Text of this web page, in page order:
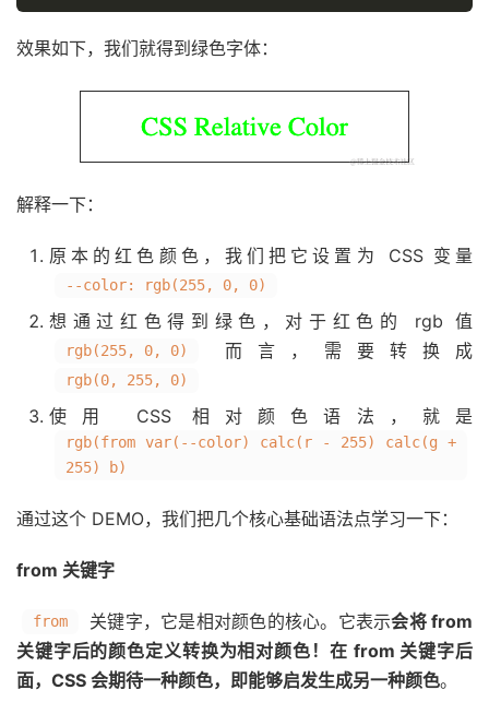
效果如下，我们就得到绿色字体：
解释一下：
原本的红色颜色，我们把它设置为 CSS 变量
--color: rgb(255, 0, 0)
想通过红色得到绿色，对于红色的 rgb 值
rgb(255, 0, 0) 而言，需要转换成
rgb(0, 255, 0)
使用 CSS 相对颜色语法，就是
rgb(from var(--color) calc(r - 255) calc(g +
255) b)
通过这个 DEMO，我们把几个核心基础语法点学习一下：
from 关键字
from 关键字，它是相对颜色的核心。它表示会将 from
关键字后的颜色定义转换为相对颜色！在 from 关键字后
面，CSS 会期待一种颜色，即能够启发生成另一种颜色。